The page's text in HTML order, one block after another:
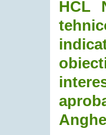
HCL